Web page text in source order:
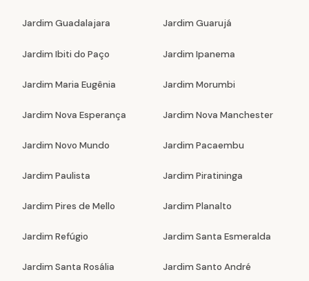
Jardim Guadalajara Jardim Guarujá
Jardim Ibiti do Paço Jardim Ipanema
Jardim Maria Eugênia Jardim Morumbi
Jardim Nova Esperança Jardim Nova Manchester
Jardim Novo Mundo Jardim Pacaembu
Jardim Paulista Jardim Piratininga
Jardim Pires de Mello Jardim Planalto
Jardim Refúgio Jardim Santa Esmeralda
Jardim Santa Rosália Jardim Santo André